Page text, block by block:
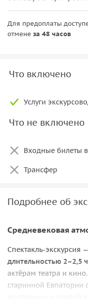
Для предоплаты
отмене за 48 часов
Что включено
Услуги
Что не включено
Входные билеты
Трансфер
Подробнее об
Средневековая
Спектакль-экскурсия
длительностью 2–2,5
актёрам театра и
старинной